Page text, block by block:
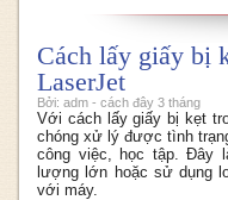
Cách lấy giấy bị
LaserJet
Bởi: adm - cách đây 3 tháng
Với cách lấy giấy bị kẹt
chóng xử lý được tình
công việc, học tập. Đây
lượng lớn hoặc sử dụng
với máy.